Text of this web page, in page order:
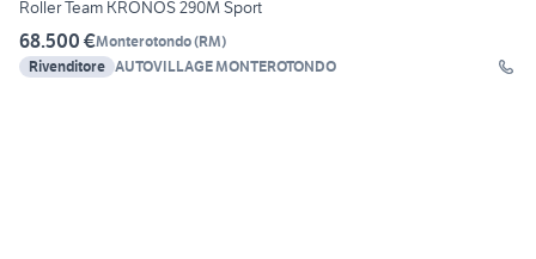
Roller Team KRONOS 290M Sport
68.500 €Monterotondo(RM)
Rivenditore AUTOVILLAGE MONTEROTONDO